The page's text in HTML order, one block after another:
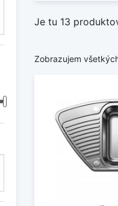
Je tu 13
Zobrazujem